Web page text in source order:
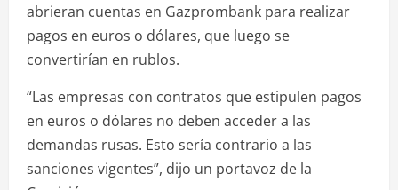
abrieran cuentas en Gazprombank para realizar
pagos en euros o dólares, que luego se
convertirían en rublos.
“Las empresas con contratos que estipulen pagos
en euros o dólares no deben acceder a las
demandas rusas. Esto sería contrario a las
sanciones vigentes”, dijo un portavoz de la